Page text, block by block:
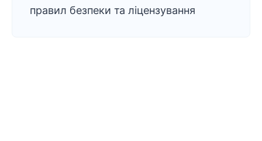
правил безпеки та ліцензування